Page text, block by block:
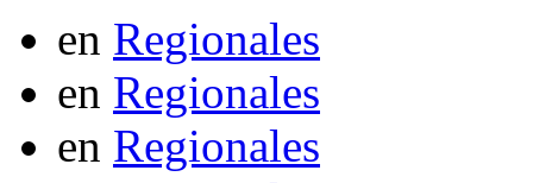
en Regionales
en Regionales
en Regionales